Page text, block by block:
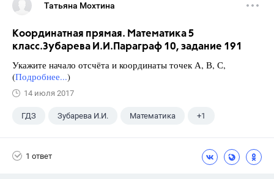
Татьяна Мохтина
Координатная прямая. Математика 5
класс.Зубарева И.И.Параграф 10, задание 191
Укажите начало отсчёта и координаты точек А, В, С,
(Подробнее...)
14 июля 2017
ГДЗ Зубарева И.И. Математика +1
1 ответ